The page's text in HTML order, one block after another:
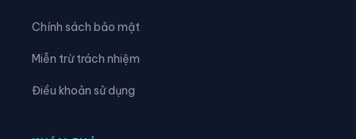
Chính sách bảo mật
Miễn trừ trách nhiệm
Điều khoản sử dụng